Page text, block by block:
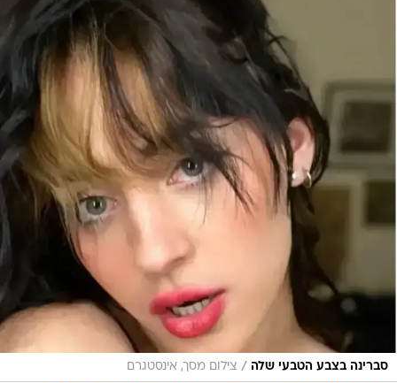
סברינה בצבע הטבעי שלה / צילום מסך, אינסטגרם